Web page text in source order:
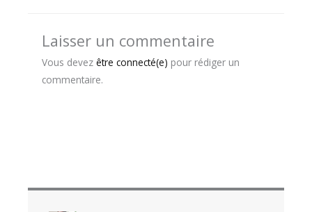
Laisser un commentaire
Vous devez être connecté(e) pour rédiger un
commentaire.